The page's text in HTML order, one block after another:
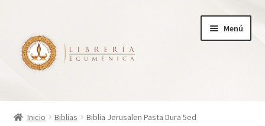
la
navegación
contenido
Menú
Inicio
Inicio Biblias Biblia Jerusalen Pasta Dura 5ed